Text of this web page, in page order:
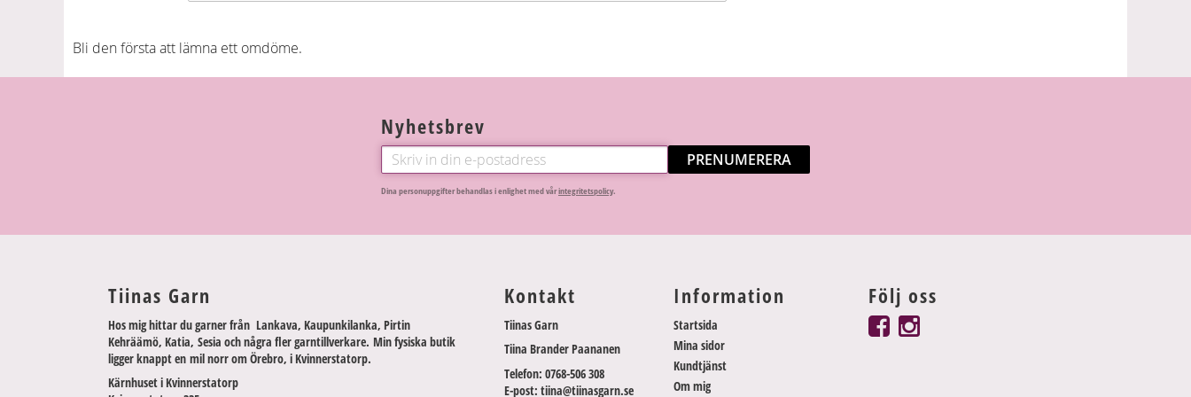
Bli den första att lämna ett omdöme.
Nyhetsbrev
PRENUMERERA
Dina personuppgifter behandlas i enlighet med vårintegritetspolicy.
Tiinas Garn
Hos mig hittar du garner från Lankava, Kaupunkilanka, Pirtin
Kehräämö, Katia, Sesia och några fler garntillverkare. Min fysiska butik
ligger knappt en mil norr om Örebro, i Kvinnerstatorp.
Kärnhuset i Kvinnerstatorp
Kontakt
Tiinas Garn
Tiina Brander Paananen
Telefon: 0768-506 308
E-post: tiina@tiinasgarn.se
Information
Startsida
Mina sidor
Kundtjänst
Om mig
Följ oss